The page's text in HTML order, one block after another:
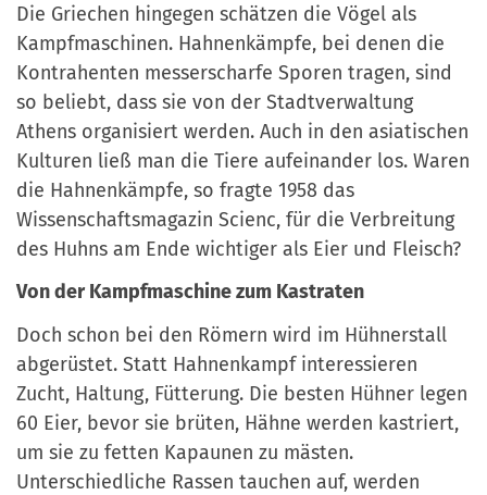
Die Griechen hingegen schätzen die Vögel als
Kampfmaschinen. Hahnenkämpfe, bei denen die
Kontrahenten messerscharfe Sporen tragen, sind
so beliebt, dass sie von der Stadtverwaltung
Athens organisiert werden. Auch in den asiatischen
Kulturen ließ man die Tiere aufeinander los. Waren
die Hahnenkämpfe, so fragte 1958 das
Wissenschaftsmagazin Scienc, für die Verbreitung
des Huhns am Ende wichtiger als Eier und Fleisch?
Von der Kampfmaschine zum Kastraten
Doch schon bei den Römern wird im Hühnerstall
abgerüstet. Statt Hahnenkampf interessieren
Zucht, Haltung, Fütterung. Die besten Hühner legen
60 Eier, bevor sie brüten, Hähne werden kastriert,
um sie zu fetten Kapaunen zu mästen.
Unterschiedliche Rassen tauchen auf, werden